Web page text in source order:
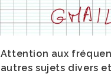
Attention aux
autres sujets divers